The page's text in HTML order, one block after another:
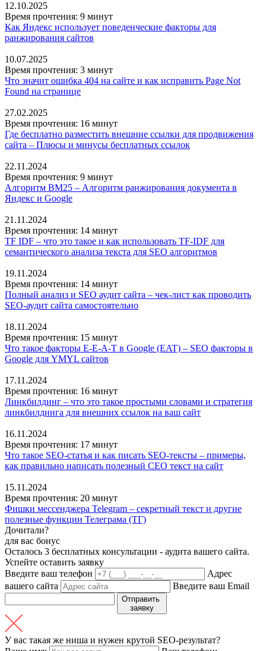
12.10.2025
Время прочтения: 9 минут
Как Яндекс использует поведенческие факторы для
ранжирования сайтов
10.07.2025
Время прочтения: 3 минут
Что значит ошибка 404 на сайте и как исправить Page Not
Found на странице
27.02.2025
Время прочтения: 16 минут
Где бесплатно разместить внешние ссылки для продвижения
сайта – Плюсы и минусы бесплатных ссылок
22.11.2024
Время прочтения: 9 минут
Алгоритм BM25 – Алгоритм ранжирования документа в
Яндекс и Google
21.11.2024
Время прочтения: 14 минут
TF IDF – что это такое и как использовать TF-IDF для
семантического анализа текста для SEO алгоритмов
19.11.2024
Время прочтения: 14 минут
Полный анализ и SEO аудит сайта – чек-лист как проводить
SEO-аудит сайта самостоятельно
18.11.2024
Время прочтения: 15 минут
Что такое факторы E-E-A-T в Google (EAT) – SEO факторы в
Google для YMYL сайтов
17.11.2024
Время прочтения: 16 минут
Линкбилдинг – что это такое простыми словами и стратегия
линкбилдинга для внешних ссылок на ваш сайт
16.11.2024
Время прочтения: 17 минут
Что такое SEO-статья и как писать SEO-тексты – примеры,
как правильно написать полезный СЕО текст на сайт
15.11.2024
Время прочтения: 20 минут
Фишки мессенджера Telegram – секретный текст и другие
полезные функции Телеграма (ТГ)
Дочитали?
для вас бонус
Осталось 3 бесплатных консультации - аудита вашего сайта.
Успейте оставить заявку
Введите ваш телефон
Адрес
вашего сайта
Введите ваш Email
Отправить
заявку
У вас такая же ниша и нужен крутой SEO-результат?